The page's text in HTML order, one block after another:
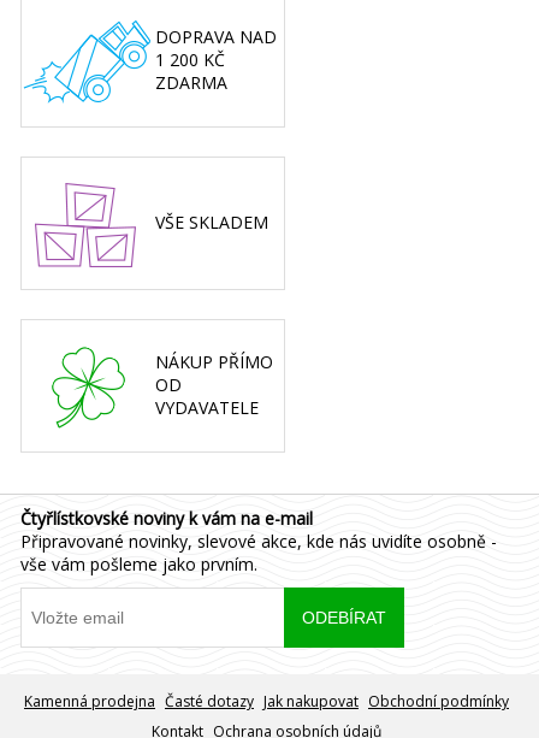
DOPRAVA NAD
1 200 KČ
ZDARMA
VŠE SKLADEM
NÁKUP PŘÍMO
OD
VYDAVATELE
Čtyřlístkovské noviny k vám na e-mail
Připravované novinky, slevové akce, kde nás uvidíte osobně -
vše vám pošleme jako prvním.
Kamenná prodejna Časté dotazy Jak nakupovat Obchodní podmínky
Kontakt Ochrana osobních údajů